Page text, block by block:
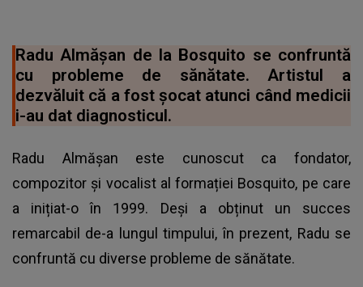
Radu Almășan de la Bosquito se confruntă
cu probleme de sănătate. Artistul a
dezvăluit că a fost șocat atunci când medicii
i-au dat diagnosticul.
Radu Almășan este cunoscut ca fondator,
compozitor și vocalist al formației Bosquito, pe care
a inițiat-o în 1999. Deși a obținut un succes
remarcabil de-a lungul timpului, în prezent, Radu se
confruntă cu diverse probleme de sănătate.